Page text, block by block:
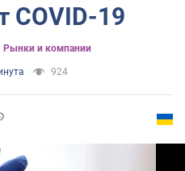
COVID-19
Рынки и компании
924